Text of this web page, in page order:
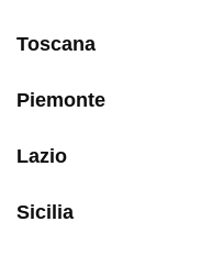
Toscana
Piemonte
Lazio
Sicilia